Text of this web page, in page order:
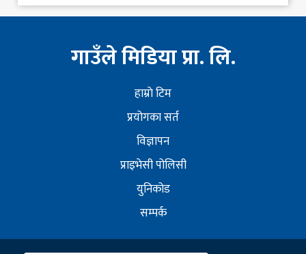
गाउँले मिडिया प्रा. लि.
हाम्राे टिम
प्रयोगका सर्त
विज्ञापन
प्राइभेसी पोलिसी
युनिकोड
सम्पर्क